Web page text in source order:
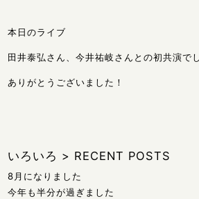
本日のライブ
田井泰弘さん、今井祐岐さんとの初共演でし
ありがとうございました！
いろいろ > RECENT POSTS
8月になりました
今年も半分が過ぎました